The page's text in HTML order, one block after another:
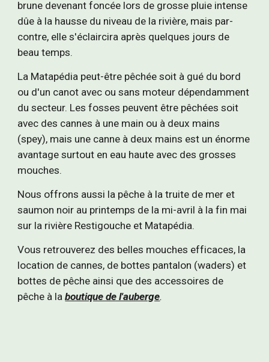
brune devenant foncée lors de grosse pluie intense
dûe à la hausse du niveau de la rivière, mais par-
contre, elle s'éclaircira après quelques jours de
beau temps.
La Matapédia peut-être pêchée soit à gué du bord
ou d'un canot avec ou sans moteur dépendamment
du secteur. Les fosses peuvent être pêchées soit
avec des cannes à une main ou à deux mains
(spey), mais une canne à deux mains est un énorme
avantage surtout en eau haute avec des grosses
mouches.
Nous offrons aussi la pêche à la truite de mer et
saumon noir au printemps de la mi-avril à la fin mai
sur la rivière Restigouche et Matapédia.
Vous retrouverez des belles mouches efficaces, la
location de cannes, de bottes pantalon (waders) et
bottes de pêche ainsi que des accessoires de
pêche à la boutique de l'auberge.